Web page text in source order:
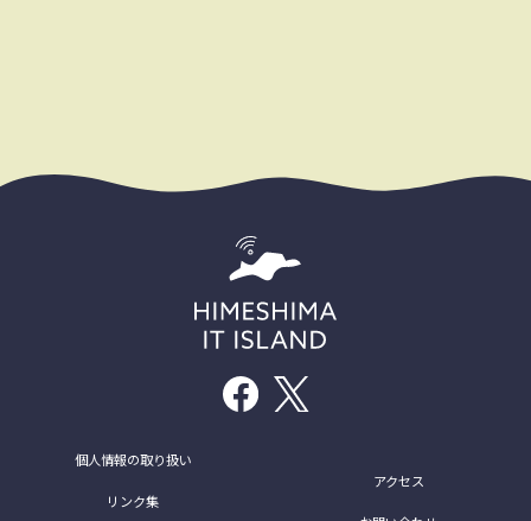
個人情報の取り扱い
リンク集
アクセス